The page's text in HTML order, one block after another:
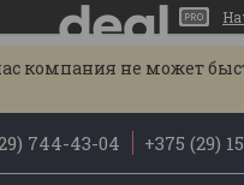
компания не может
744-43-04 +375 (29)